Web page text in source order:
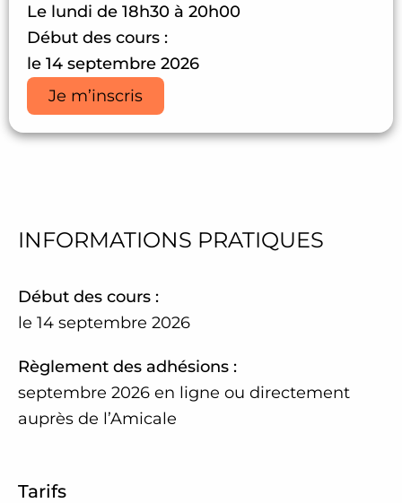
Le lundi de 18h30 à 20h00
Début des cours :
le 14 septembre 2026
Je m’inscris
INFORMATIONS PRATIQUES
Début des cours :
le 14 septembre 2026
Règlement des adhésions :
septembre 2026 en ligne ou directement
auprès de l’Amicale
Tarifs